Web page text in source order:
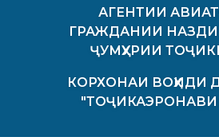
АГЕНТИИ
ГРАЖДАНИИ НАЗДИ
ҶУМҲУРИИ
КОРХОНАИ ВОҲИДИ